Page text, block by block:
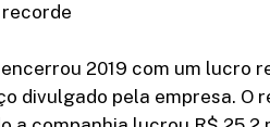
encerrou 2019 com um lucro
divulgado pela empresa. O